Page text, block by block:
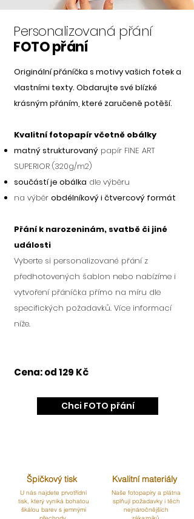
Personalizovaná přání
FOTO přání
Originální přáníčka s motivy vašich fotek a
vlastními texty. Obdarujte své blízké
krásným přáním, které zaručeně potěší.
Kvalitní fotopapír včetně obálky
matný strukturovaný papír FINE ART
SUPERIOR (320g/m2)
součástí je obálka dle výběru
na výběr obdélníkový i čtvercový formát
Přání k narozeninám, svatbě či jiné
události
Vyberte si personalizované přání z
předhotovených šablon nebo nabízíme i
vytvoření přáníčka přímo na míru dle
specifických požadavků. Více informací
níže.
Cena: od 129 Kč
Chci FOTO přání
Špičkový tisk
U nás najdete prvotřídní
tisk, který vyniká bohatou
škálou barev s jemnými
Kvalitní materiály
Naše fotopapíry a plátna
splňují požadavky i těch
nejnáročnějších